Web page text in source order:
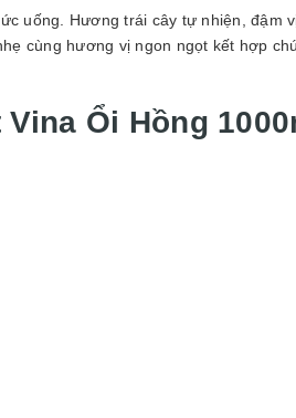
uống. Hương trái cây tự nhiện, đậm
cùng hương vị ngon ngọt kết hợp
Vina Ổi Hồng